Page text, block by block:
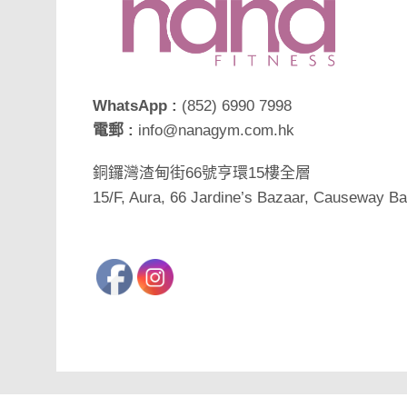
WhatsApp : (852) 6990 7998
電郵 : info@nanagym.com.hk
銅鑼灣渣甸街66號亨環15樓全層
15/F, Aura, 66 Jardine’s Bazaar, Causeway